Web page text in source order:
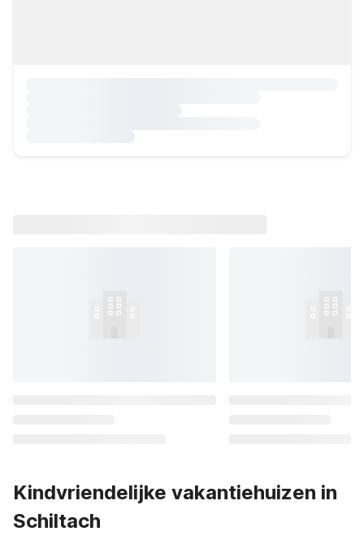
Kindvriendelijke vakantiehuizen in
Schiltach